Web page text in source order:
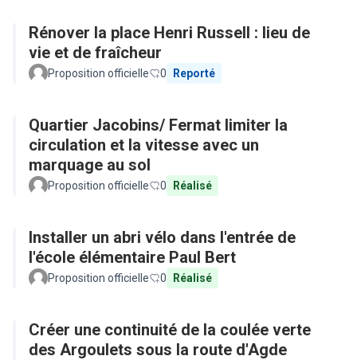
Rénover la place Henri Russell : lieu de
vie et de fraîcheur
Proposition officielle 0 Reporté
Quartier Jacobins/ Fermat limiter la
circulation et la vitesse avec un
marquage au sol
Proposition officielle 0 Réalisé
Installer un abri vélo dans l'entrée de
l'école élémentaire Paul Bert
Proposition officielle 0 Réalisé
Créer une continuité de la coulée verte
des Argoulets sous la route d'Agde